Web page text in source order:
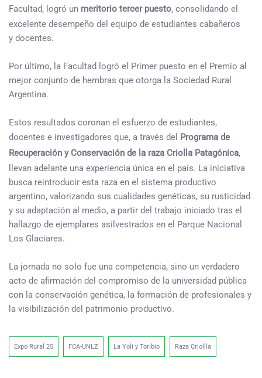
Facultad, logró un meritorio tercer puesto, consolidando el
excelente desempeño del equipo de estudiantes cabañeros
y docentes.
Por último, la Facultad logró el Primer puesto en el Premio al
mejor conjunto de hembras que otorga la Sociedad Rural
Argentina.
Estos resultados coronan el esfuerzo de estudiantes,
docentes e investigadores que, a través del Programa de
Recuperación y Conservación de la raza Criolla Patagónica,
llevan adelante una experiencia única en el país. La iniciativa
busca reintroducir esta raza en el sistema productivo
argentino, valorizando sus cualidades genéticas, su rusticidad
y su adaptación al medio, a partir del trabajo iniciado tras el
hallazgo de ejemplares asilvestrados en el Parque Nacional
Los Glaciares.
La jornada no solo fue una competencia, sino un verdadero
acto de afirmación del compromiso de la universidad pública
con la conservación genética, la formación de profesionales y
la visibilización del patrimonio productivo.
Expo Rural 25 FCA-UNLZ La Yoli y Toribio Raza Criollla